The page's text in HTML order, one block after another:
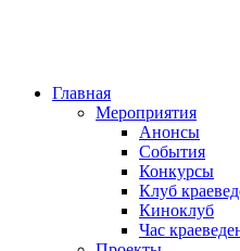
Главная
Мероприятия
Анонсы
События
Конкурсы
Клуб
Киноклуб
Час